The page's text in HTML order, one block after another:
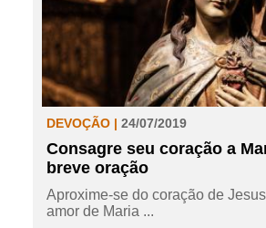
DEVOÇÃO | 24/07/2019
Consagre seu coração a
breve oração
Aproxime-se do coração de
amor de Maria ...